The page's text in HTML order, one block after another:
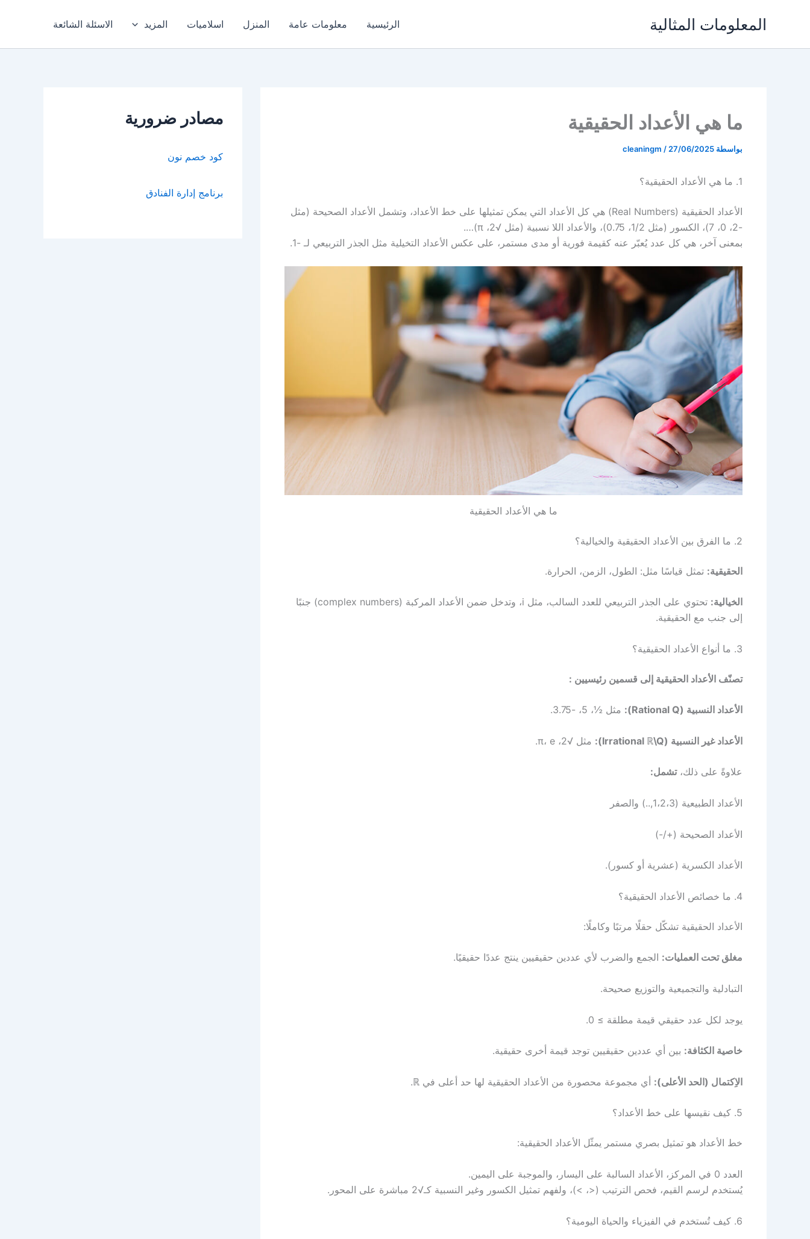
المعلومات المثالية الرئيسية معلومات عامة المنزل اسلاميات المزيد الاسئلة الشائعة
ما هي الأعداد الحقيقية
بواسطة cleaningm / 27/06/2025
1. ما هي الأعداد الحقيقية؟
الأعداد الحقيقية (Real Numbers) هي كل الأعداد التي يمكن تمثيلها على خط الأعداد، وتشمل الأعداد الصحيحة (مثل
-2، 0، 7)، الكسور (مثل 1/2، 0.75)، والأعداد اللا نسبية (مثل √2، π)….
بمعنى آخر، هي كل عدد يُعبّر عنه كقيمة فورية أو مدى مستمر، على عكس الأعداد التخيلية مثل الجذر التربيعي لـ -1.
ما هي الأعداد الحقيقية
2. ما الفرق بين الأعداد الحقيقية والخيالية؟
الحقيقية: تمثل قياسًا مثل: الطول، الزمن، الحرارة.
الخيالية:
تحتوي على الجذر التربيعي للعدد السالب، مثل i، وتدخل ضمن الأعداد المركبة (complex numbers) جنبًا
إلى جنب مع الحقيقية.
3. ما أنواع الأعداد الحقيقية؟
تصنّف الأعداد الحقيقية إلى قسمين رئيسيين :
الأعداد النسبية (Rational Q): مثل ½، 5، -3.75.
الأعداد غير النسبية (Irrational ℝ\Q): مثل √2، π، e.
علاوةً على ذلك،تشمل:
الأعداد الطبيعية (1،2،3,..) والصفر
الأعداد الصحيحة (+/-)
الأعداد الكسرية (عشرية أو كسور).
4. ما خصائص الأعداد الحقيقية؟
الأعداد الحقيقية تشكّل حقلًا مرتبًا وكاملًا:
مغلق تحت العمليات: الجمع والضرب لأي عددين حقيقيين ينتج عددًا حقيقيًا.
التبادلية والتجميعية والتوزيع صحيحة.
يوجد لكل عدد حقيقي قيمة مطلقة ≥ 0.
خاصية الكثافة: بين أي عددين حقيقيين توجد قيمة أخرى حقيقية.
الاِكتمال (الحد الأعلى): أي مجموعة محصورة من الأعداد الحقيقية لها حد أعلى في ℝ.
5. كيف نقيسها على خط الأعداد؟
خط الأعداد هو تمثيل بصري مستمر يمثّل الأعداد الحقيقية:
العدد 0 في المركز، الأعداد السالبة على اليسار، والموجبة على اليمين.
يُستخدم لرسم القيم، فحص الترتيب (<، >)، ولفهم تمثيل الكسور وغير النسبية كـ√2 مباشرة على المحور.
6. كيف تُستخدم في الفيزياء والحياة اليومية؟
مصادر ضرورية
كود خصم نون
برنامج إدارة الفنادق